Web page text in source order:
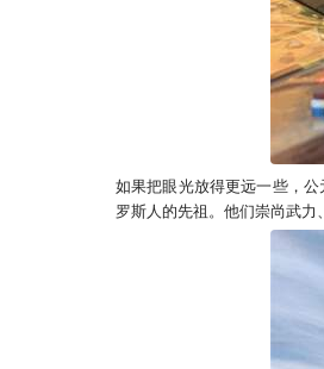
如果把眼光放得更远一些，
罗斯人的先祖。他们崇尚武力